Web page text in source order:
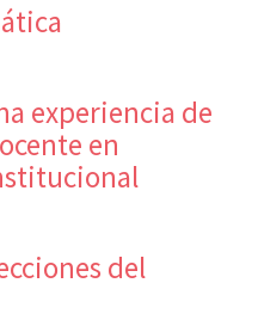
experiencia de
en
del